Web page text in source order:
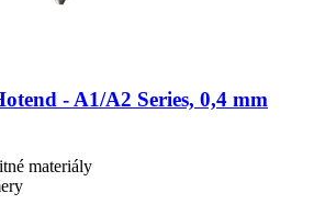
-​ A1/A2 Series, 0,4 mm
materiály